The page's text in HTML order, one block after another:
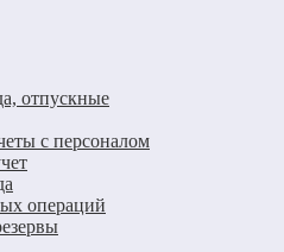
отпускные
с персоналом
операций